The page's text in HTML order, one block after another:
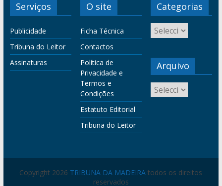
Serviços
Publicidade
Tribuna do Leitor
Assinaturas
O site
Ficha Técnica
Contactos
Política de
Privacidade e
Termos e
Condições
Estatuto Editorial
Tribuna do Leitor
Categorias
Arquivo
Copyright 2026 TRIBUNA DA MADEIRA todos os direitos
reservados